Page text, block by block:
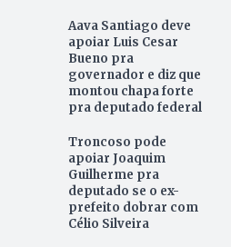
Aava Santiago deve
apoiar Luis Cesar
Bueno pra
governador e diz que
montou chapa forte
pra deputado federal
Troncoso pode
apoiar Joaquim
Guilherme pra
deputado se o ex-
prefeito dobrar com
Célio Silveira